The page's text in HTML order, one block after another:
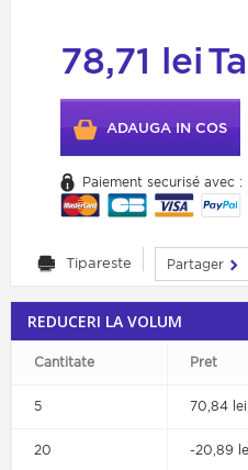
78,71 lei
ADAUGA IN COS
Paiement securisé avec :
Tipareste Partager
REDUCERI LA VOLUM
Cantitate Pret
5 70,84 lei
20 -20,89